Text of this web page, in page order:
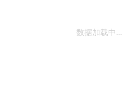
数据加载中...